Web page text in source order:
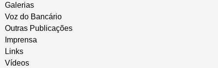
Galerias
Voz do Bancário
Outras Publicações
Imprensa
Links
Vídeos